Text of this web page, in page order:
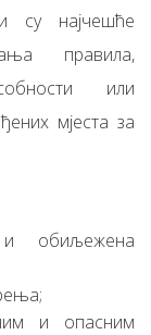
су најчешће
правила,
или
мјеста за
и обиљежена
и опасним